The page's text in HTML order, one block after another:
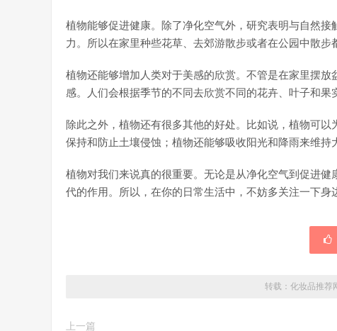
植物能够促进健康。除了净化空气外，研究表明与自然
力。所以在家里种些花草、去郊游散步或者在公园中散步
植物还能够增加人类对于美感的欣赏。不管是在家里摆
感。人们会根据季节的不同去欣赏不同的花卉、叶子和果
除此之外，植物还有很多其他的好处。比如说，植物可
保持和防止土壤侵蚀；植物还能够吸收阳光和降雨来维持
植物对我们来说真的很重要。无论是从净化空气到促进
代的作用。所以，在你的日常生活中，不妨多关注一下身
转载： 化妆品推荐
上一篇